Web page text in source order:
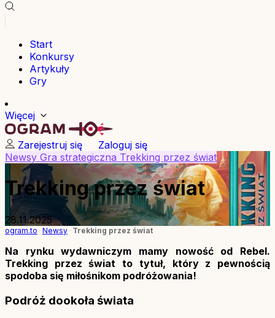
Start
Konkursy
Artykuły
Gry
Więcej
Zarejestruj się
Zaloguj się
Newsy Gra strategiczna Trekking przez świat
Trekking przez świat
28.11.2025
ogram.to Newsy Trekking przez świat
Na rynku wydawniczym mamy nowość od Rebel.
Trekking przez świat to tytuł, który z pewnością
spodoba się miłośnikom podróżowania!
Podróż dookoła świata